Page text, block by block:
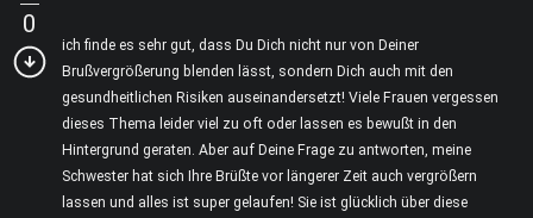
0
ich finde es sehr gut, dass Du Dich nicht nur von Deiner
Brußvergrößerung blenden lässt, sondern Dich auch mit den
gesundheitlichen Risiken auseinandersetzt! Viele Frauen vergessen
dieses Thema leider viel zu oft oder lassen es bewußt in den
Hintergrund geraten. Aber auf Deine Frage zu antworten, meine
Schwester hat sich Ihre Brüßte vor längerer Zeit auch vergrößern
lassen und alles ist super gelaufen! Sie ist glücklich über diese